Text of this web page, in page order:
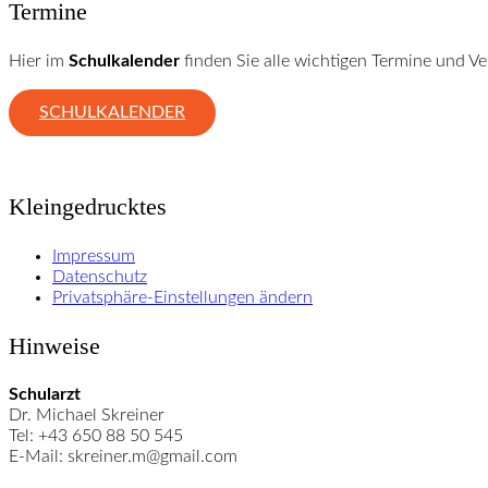
Termine
Hier im Schulkalender finden Sie alle wichtigen Termine und
SCHULKALENDER
Kleingedrucktes
Impressum
Datenschutz
Privatsphäre-Einstellungen ändern
Hinweise
Schularzt
Dr. Michael Skreiner
Tel: +43 650 88 50 545
E-Mail: skreiner.m@gmail.com